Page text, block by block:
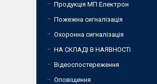
Продукція МП Електрон
Пожежна сигналізація
Охоронна сигналізація
НА СКЛАДІ В НАЯВНОСТІ
Відеоспостереження
Оповіщення